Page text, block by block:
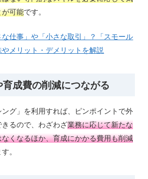
可能です。
な仕事」や「小さな取引」？「スモール
メリット・デメリットを解説
育成費の削減につながる
ング」を利用すれば、ピンポイントで外
るので、わざわざ業務に応じて新たな
くなるほか、育成にかかる費用も削減
。